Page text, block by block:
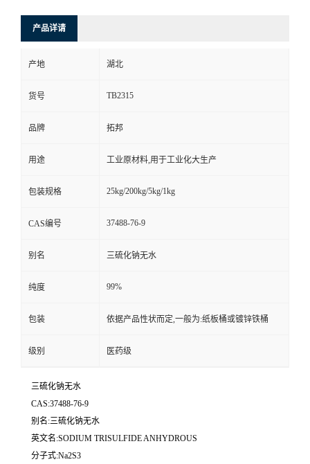
产品详请
产地 湖北
货号 TB2315
品牌 拓邦
用途 工业原材料,用于工业化大生产
包装规格 25kg/200kg/5kg/1kg
CAS编号 37488-76-9
别名 三硫化钠无水
纯度 99%
包装 依据产品性状而定,一般为:纸板桶或镀锌铁桶
级别 医药级
三硫化钠无水
CAS:37488-76-9
别名:三硫化钠无水
英文名:SODIUM TRISULFIDE ANHYDROUS
分子式:Na2S3